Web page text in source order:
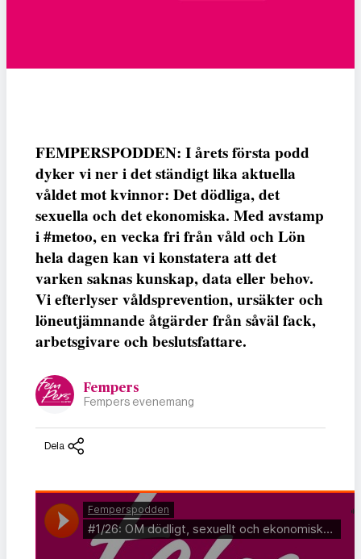
FEMPERSPODDEN: I årets första podd
dyker vi ner i det ständigt lika aktuella
våldet mot kvinnor: Det dödliga, det
sexuella och det ekonomiska. Med avstamp
i #metoo, en vecka fri från våld och Lön
hela dagen kan vi konstatera att det
varken saknas kunskap, data eller behov.
Vi efterlyser våldsprevention, ursäkter och
löneutjämnande åtgärder från såväl fack,
arbetsgivare och beslutsfattare.
Fempers
Fempers evenemang
Dela